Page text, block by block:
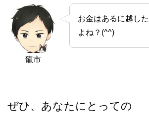
龍市
お金はあるに越し
よね？(^^)
ぜひ、あなたにとっての